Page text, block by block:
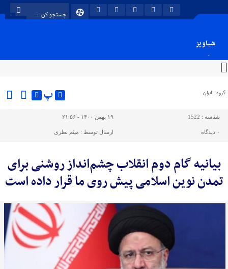
شباویز
پایگاه خبری شباویز
گروه : ایران پ
شناسه : 1522 ۱۹ بهمن ۱۴۰۰ - ۲۱:۵۶
۰ دیدگاه ارسال توسط : میثم نظری
بیانیه گام دوم انقلاب چشم‌انداز روشنی برای
تمدن نوین اسلامی پیش روی ما قرار داده است